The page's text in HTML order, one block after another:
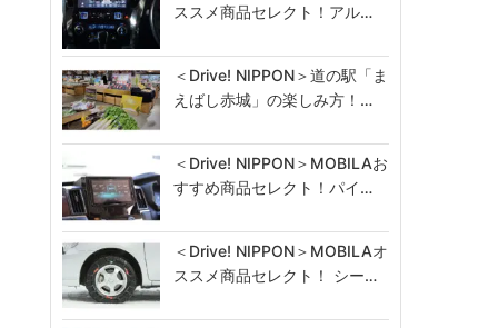
ススメ商品セレクト！アル…
＜Drive! NIPPON＞道の駅「ま
えばし赤城」の楽しみ方！…
＜Drive! NIPPON＞MOBILAお
すすめ商品セレクト！パイ…
＜Drive! NIPPON＞MOBILAオ
ススメ商品セレクト！ シー…